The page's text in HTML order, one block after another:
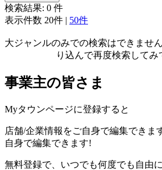
検索結果: 0 件
表示件数 20件 | 50件
大ジャンルのみでの検索はできませ
り込んで再度検索してみ
事業主の皆さま
Myタウンページに登録すると
店舗/企業情報をご自身で編集できま
自身で編集できます!
無料登録で、いつでも何度でも自由